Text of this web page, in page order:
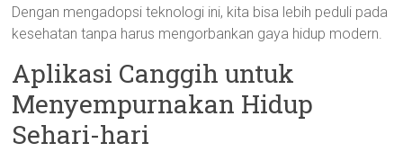
Dengan mengadopsi teknologi ini, kita bisa lebih peduli pada
kesehatan tanpa harus mengorbankan gaya hidup modern.
Aplikasi Canggih untuk
Menyempurnakan Hidup
Sehari-hari